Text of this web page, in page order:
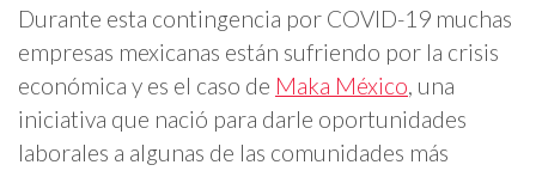
Durante esta contingencia por COVID-19 muchas
empresas mexicanas están sufriendo por la crisis
económica y es el caso de Maka México, una
iniciativa que nació para darle oportunidades
laborales a algunas de las comunidades más